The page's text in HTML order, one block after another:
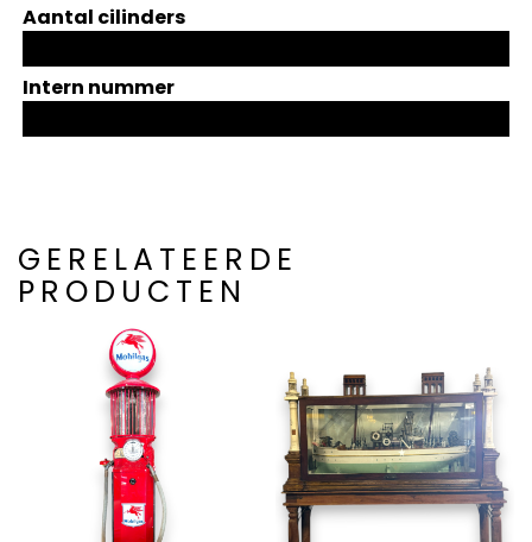
Aantal cilinders
Intern nummer
GERELATEERDE
PRODUCTEN